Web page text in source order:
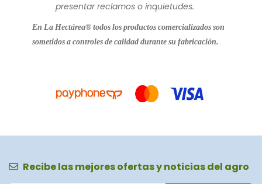
presentar reclamos o inquietudes.
En La Hectárea® todos los productos comercializados son
sometidos a controles de calidad durante su fabricación.
Recibe las mejores ofertas y noticias del agro